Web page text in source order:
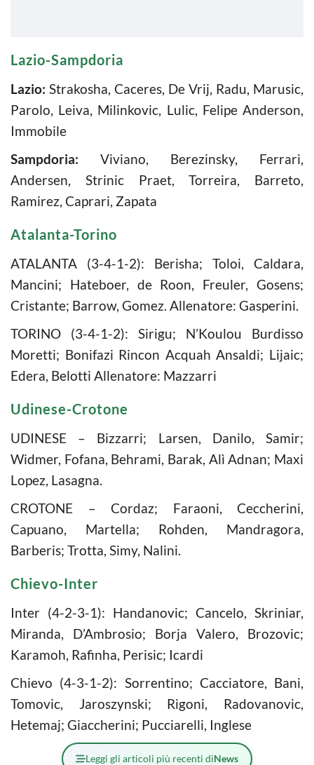
Lazio-Sampdoria
Lazio: Strakosha, Caceres, De Vrij, Radu, Marusic,
Parolo, Leiva, Milinkovic, Lulic, Felipe Anderson,
Immobile
Sampdoria: Viviano, Berezinsky, Ferrari,
Andersen, Strinic Praet, Torreira, Barreto,
Ramirez, Caprari, Zapata
Atalanta-Torino
ATALANTA (3-4-1-2): Berisha; Toloi, Caldara,
Mancini; Hateboer, de Roon, Freuler, Gosens;
Cristante; Barrow, Gomez. Allenatore: Gasperini.
TORINO (3-4-1-2): Sirigu; N’Koulou Burdisso
Moretti; Bonifazi Rincon Acquah Ansaldi; Lijaic;
Edera, Belotti Allenatore: Mazzarri
Udinese-Crotone
UDINESE – Bizzarri; Larsen, Danilo, Samir;
Widmer, Fofana, Behrami, Barak, Alì Adnan; Maxi
Lopez, Lasagna.
CROTONE – Cordaz; Faraoni, Ceccherini,
Capuano, Martella; Rohden, Mandragora,
Barberis; Trotta, Simy, Nalini.
Chievo-Inter
Inter (4-2-3-1): Handanovic; Cancelo, Skriniar,
Miranda, D’Ambrosio; Borja Valero, Brozovic;
Karamoh, Rafinha, Perisic; Icardi
Chievo (4-3-1-2): Sorrentino; Cacciatore, Bani,
Tomovic, Jaroszynski; Rigoni, Radovanovic,
Hetemaj; Giaccherini; Pucciarelli, Inglese
Leggi gli articoli più recenti diNews